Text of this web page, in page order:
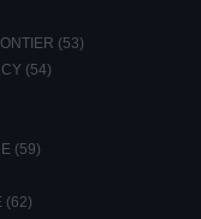
(53)
(54)
(59)
(62)